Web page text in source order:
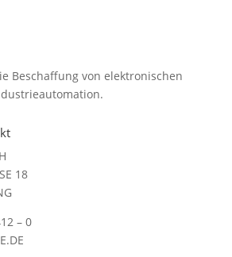
Beschaffung von elektronischen
18
– 0